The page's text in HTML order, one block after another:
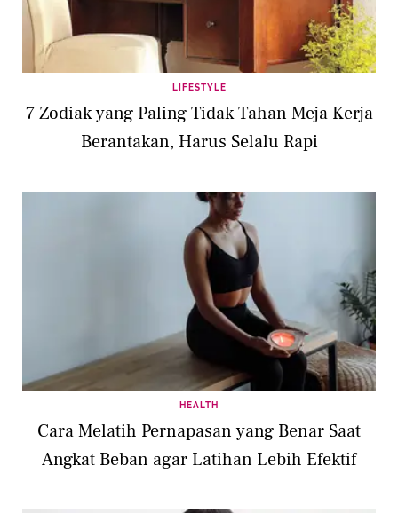
LIFESTYLE
7 Zodiak yang Paling Tidak Tahan Meja Kerja
Berantakan, Harus Selalu Rapi
HEALTH
Cara Melatih Pernapasan yang Benar Saat
Angkat Beban agar Latihan Lebih Efektif